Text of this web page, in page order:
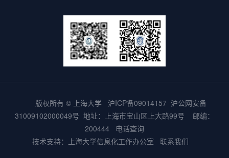
版权所有 ©上海大学 沪ICP备09014157 沪公网安备
31009102000049号 地址：上海市宝山区上大路99号 邮编：
200444 电话查询
技术支持：
上海大学信息化工作办公室 联系我们